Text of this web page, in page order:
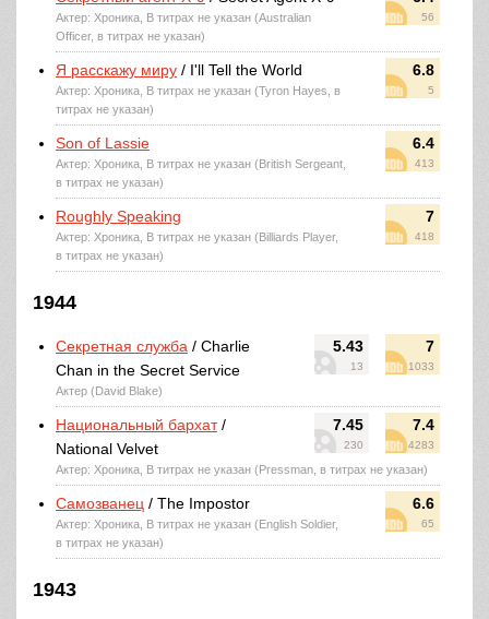
56
Актер: Хроника, В титрах не указан (Australian
Officer, в титрах не указан)
6.8
5
Я расскажу миру / I'll Tell the World
Актер: Хроника, В титрах не указан (Tyron Hayes, в
титрах не указан)
6.4
413
Son of Lassie
Актер: Хроника, В титрах не указан (British Sergeant,
в титрах не указан)
7
418
Roughly Speaking
Актер: Хроника, В титрах не указан (Billiards Player,
в титрах не указан)
1944
5.43
13
7
1033
Секретная служба / Charlie
Chan in the Secret Service
Актер (David Blake)
7.45
230
7.4
4283
Национальный бархат/
National Velvet
Актер: Хроника, В титрах не указан (Pressman, в титрах не указан)
6.6
65
Самозванец / The Impostor
Актер: Хроника, В титрах не указан (English Soldier,
в титрах не указан)
1943